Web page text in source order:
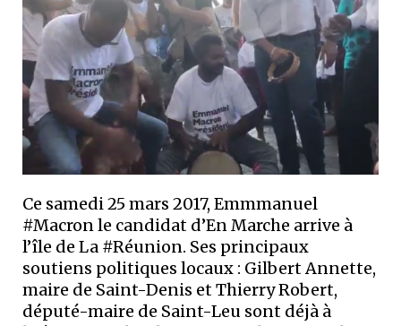
Ce samedi 25 mars 2017, Emmmanuel
#Macron le candidat d’En Marche arrive à
l’île de La #Réunion. Ses principaux
soutiens politiques locaux : Gilbert Annette,
maire de Saint-Denis et Thierry Robert,
député-maire de Saint-Leu sont déjà à